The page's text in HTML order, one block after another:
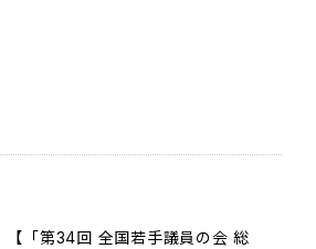
【「第34回 全国若手議員の会 総